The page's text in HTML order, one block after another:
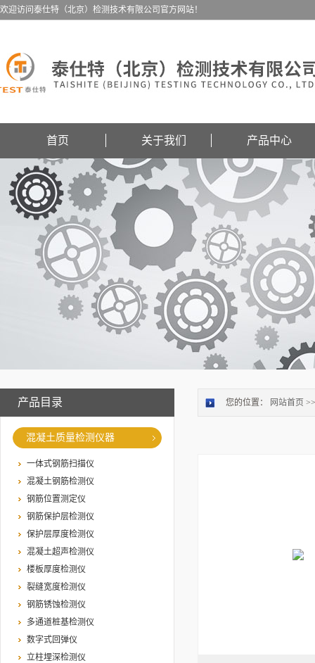
欢迎访问泰仕特（北京）检测技术有限公司官方网站！
首页 关于我们 产品中心
产品目录
混凝土质量检测仪器
一体式钢筋扫描仪
混凝土钢筋检测仪
钢筋位置测定仪
钢筋保护层检测仪
保护层厚度检测仪
混凝土超声检测仪
楼板厚度检测仪
裂缝宽度检测仪
钢筋锈蚀检测仪
多通道桩基检测仪
数字式回弹仪
立柱埋深检测仪
您的位置： 网站首页